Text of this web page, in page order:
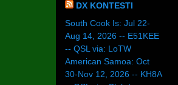
DX KONTESTI
South Cook Is: Jul 22-
Aug 14, 2026 -- E51KEE
-- QSL via: LoTW
American Samoa: Oct
30-Nov 12, 2026 -- KH8A